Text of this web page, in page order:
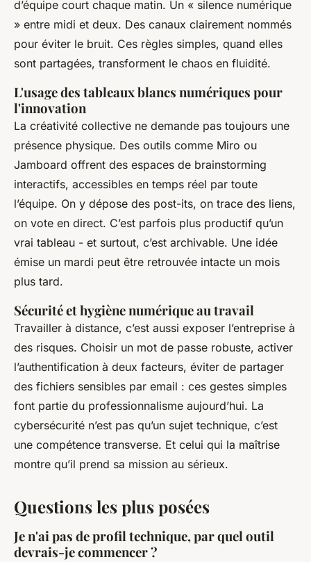
d’équipe court chaque matin. Un « silence numérique
» entre midi et deux. Des canaux clairement nommés
pour éviter le bruit. Ces règles simples, quand elles
sont partagées, transforment le chaos en fluidité.
L'usage des tableaux blancs numériques pour
l'innovation
La créativité collective ne demande pas toujours une
présence physique. Des outils comme Miro ou
Jamboard offrent des espaces de brainstorming
interactifs, accessibles en temps réel par toute
l’équipe. On y dépose des post-its, on trace des liens,
on vote en direct. C’est parfois plus productif qu’un
vrai tableau - et surtout, c’est archivable. Une idée
émise un mardi peut être retrouvée intacte un mois
plus tard.
Sécurité et hygiène numérique au travail
Travailler à distance, c’est aussi exposer l’entreprise à
des risques. Choisir un mot de passe robuste, activer
l’authentification à deux facteurs, éviter de partager
des fichiers sensibles par email : ces gestes simples
font partie du professionnalisme aujourd’hui. La
cybersécurité n’est pas qu’un sujet technique, c’est
une compétence transverse. Et celui qui la maîtrise
montre qu’il prend sa mission au sérieux.
Questions les plus posées
Je n'ai pas de profil technique, par quel outil
devrais-je commencer ?